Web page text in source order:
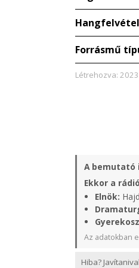
Forrásmű
Létrehozva:
A bemutató
Ekkor a
Elnök:
Az adatokban
Hiba?